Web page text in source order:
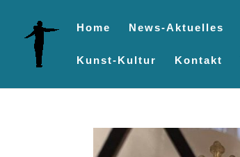
Home News-Aktuelles
Kunst-Kultur Kontakt